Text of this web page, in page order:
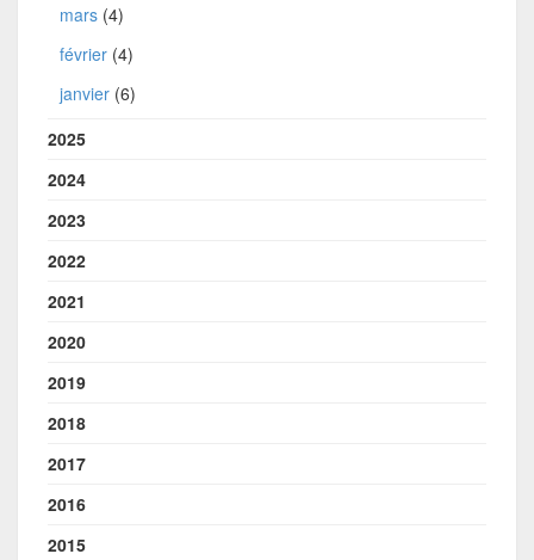
mars (4)
février (4)
janvier (6)
2025
2024
2023
2022
2021
2020
2019
2018
2017
2016
2015